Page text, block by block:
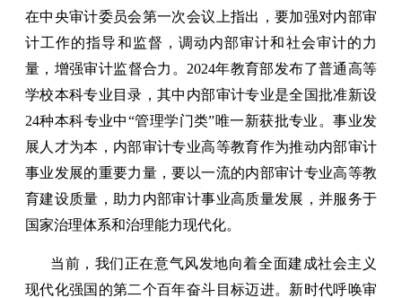
在中央审计委员会第一次会议上指出，要加强对内部审
计工作的指导和监督，调动内部审计和社会审计的力
量，增强审计监督合力。2024年教育部发布了普通高等
学校本科专业目录，其中内部审计专业是全国批准新设
24种本科专业中“管理学门类”唯一新获批专业。事业发
展人才为本，内部审计专业高等教育作为推动内部审计
事业发展的重要力量，要以一流的内部审计专业高等教
育建设质量，助力内部审计事业高质量发展，并服务于
国家治理体系和治理能力现代化。
当前，我们正在意气风发地向着全面建成社会主义
现代化强国的第二个百年奋斗目标迈进。新时代呼唤审